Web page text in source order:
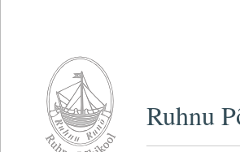
Ruhnu